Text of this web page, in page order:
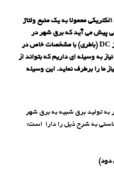
معمولا به یک منبع ولتاژ
پیش می آید که برق شهر در
DC(باطری) با مشخصات خاص در
به وسیله ای داریم که بتواند از
ما را برطرف نماید. این وسیله
به تولید برق شبیه به برق شهر
به شرح ذیل را دارا است:
دود)